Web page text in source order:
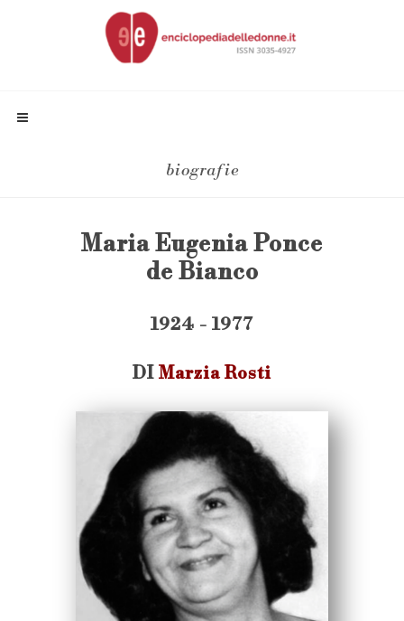
biografie
Maria Eugenia Ponce
de Bianco
1924 - 1977
DI Marzia Rosti